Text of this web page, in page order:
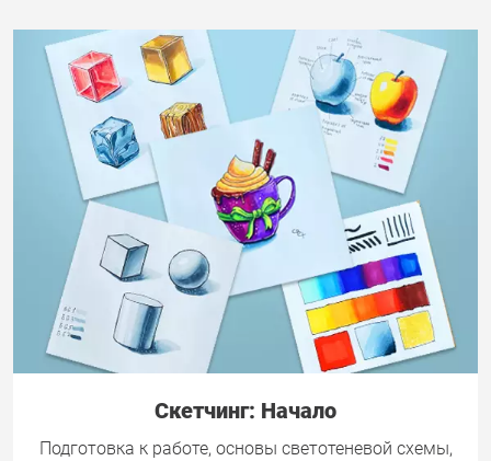
Скетчинг: Начало
Подготовка к работе, основы светотеневой схемы,